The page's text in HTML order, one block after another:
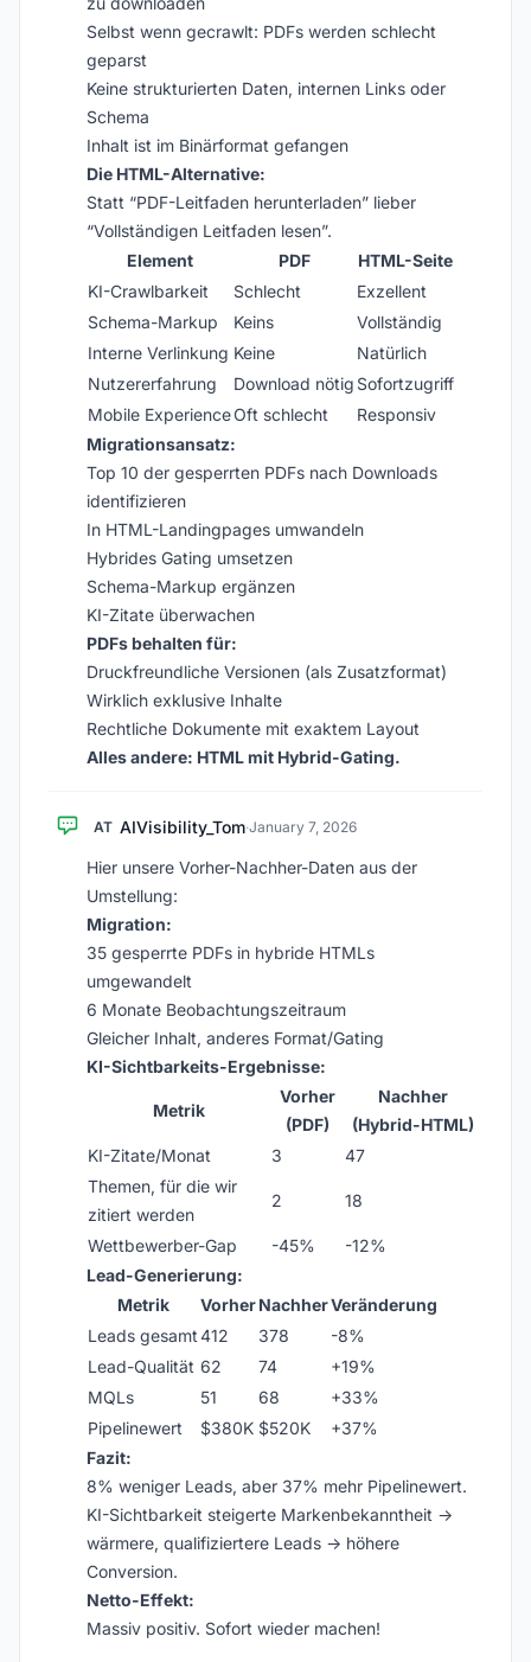
Selbst wenn gecrawlt: PDFs werden schlecht
geparst
Keine strukturierten Daten, internen Links oder
Schema
Inhalt ist im Binärformat gefangen
Die HTML-Alternative:
Statt “PDF-Leitfaden herunterladen” lieber
“Vollständigen Leitfaden lesen”.
Element
PDF
HTML-Seite
KI-Crawlbarkeit
Schlecht
Exzellent
Schema-Markup
Keins
Vollständig
Interne Verlinkung Keine
Natürlich
Nutzererfahrung
Download nötig Sofortzugriff
Mobile ExperienceOft schlecht
Responsiv
Migrationsansatz:
Top 10 der gesperrten PDFs nach Downloads
identifizieren
In HTML-Landingpages umwandeln
Hybrides Gating umsetzen
Schema-Markup ergänzen
KI-Zitate überwachen
PDFs behalten für:
Druckfreundliche Versionen (als Zusatzformat)
Wirklich exklusive Inhalte
Rechtliche Dokumente mit exaktem Layout
Alles andere: HTML mit Hybrid-Gating.
AT AIVisibility_Tom·January 7, 2026
Hier unsere Vorher-Nachher-Daten aus der
Umstellung:
Migration:
35 gesperrte PDFs in hybride HTMLs
umgewandelt
6 Monate Beobachtungszeitraum
Gleicher Inhalt, anderes Format/Gating
KI-Sichtbarkeits-Ergebnisse:
Metrik
Vorher
(PDF)
Nachher
(Hybrid-HTML)
KI-Zitate/Monat
3
47
Themen, für die wir
zitiert werden
2 18
Wettbewerber-Gap -45%
-12%
Lead-Generierung:
Metrik
VorherNachherVeränderung
Leads gesamt412 378
-8%
Lead-Qualität 62 74
+19%
MQLs
51 68
+33%
Pipelinewert
$380K $520K
+37%
Fazit:
8% weniger Leads, aber 37% mehr Pipelinewert.
KI-Sichtbarkeit steigerte Markenbekanntheit →
wärmere, qualifiziertere Leads → höhere
Conversion.
Netto-Effekt:
Massiv positiv. Sofort wieder machen!